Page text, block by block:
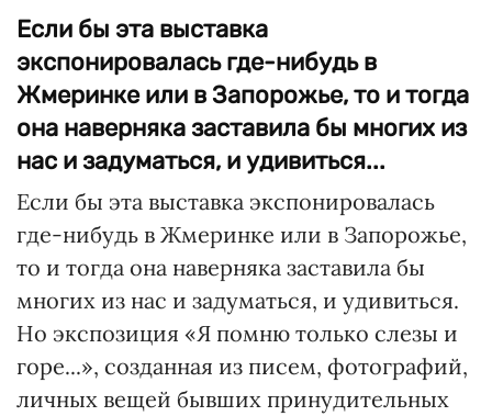
Если бы эта выставка
экспонировалась где-нибудь в
Жмеринке или в Запорожье, то и тогда
она наверняка заставила бы многих из
нас и задуматься, и удивиться...
Если бы эта выставка экспонировалась
где-нибудь в Жмеринке или в Запорожье,
то и тогда она наверняка заставила бы
многих из нас и задуматься, и удивиться.
Но экспозиция «Я помню только слезы и
горе...», созданная из писем, фотографий,
личных вещей бывших принудительных